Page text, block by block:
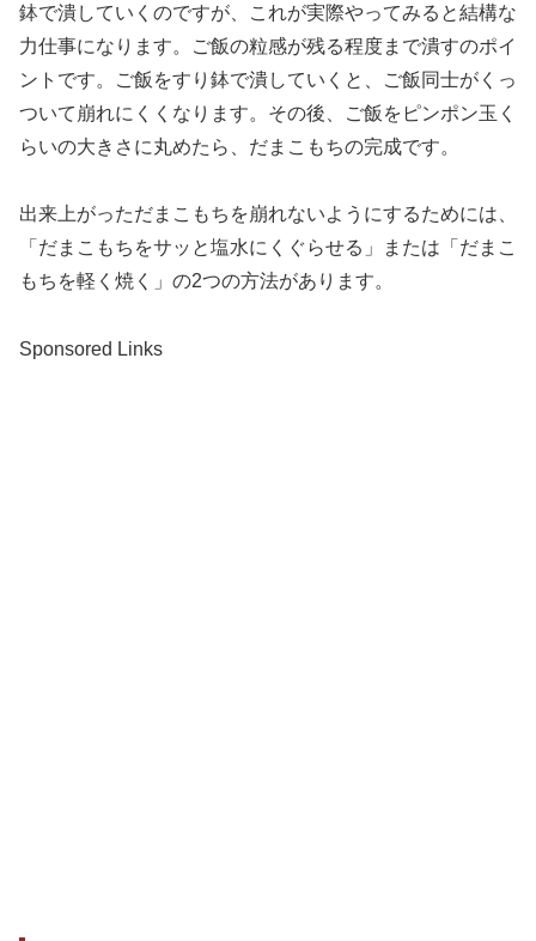
鉢で潰していくのですが、これが実際やってみると結構な
力仕事になります。ご飯の粒感が残る程度まで潰すのポイ
ントです。ご飯をすり鉢で潰していくと、ご飯同士がくっ
ついて崩れにくくなります。その後、ご飯をピンポン玉く
らいの大きさに丸めたら、だまこもちの完成です。
出来上がっただまこもちを崩れないようにするためには、
「だまこもちをサッと塩水にくぐらせる」または「だまこ
もちを軽く焼く」の2つの方法があります。
Sponsored Links